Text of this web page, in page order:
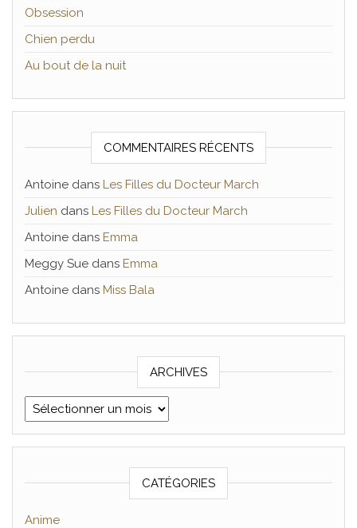
Obsession
Chien perdu
Au bout de la nuit
COMMENTAIRES RÉCENTS
Antoine dans Les Filles du Docteur March
Julien dans Les Filles du Docteur March
Antoine dans Emma
Meggy Sue dans Emma
Antoine dans Miss Bala
ARCHIVES
Archives
CATÉGORIES
Anime